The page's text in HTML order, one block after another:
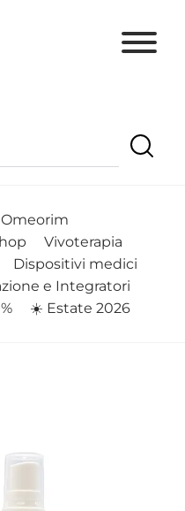
Omeorim
Vivoterapia
Dispositivi medici
e Integratori
☀️ Estate 2026